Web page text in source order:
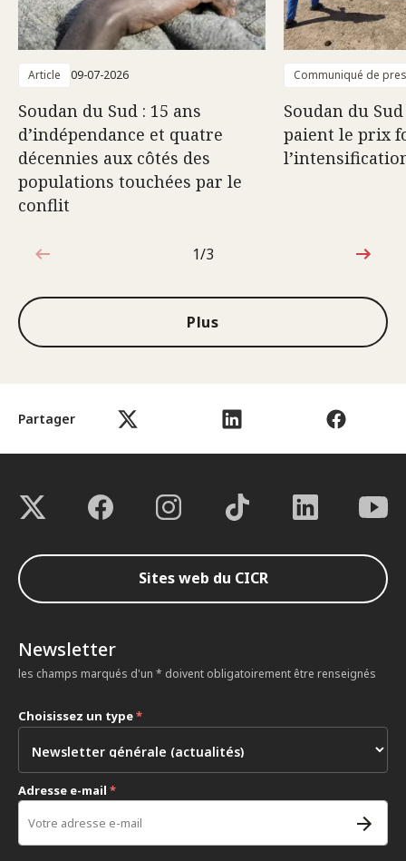
Partager
Article 09-07-2026
Soudan du Sud : 15 ans
d’indépendance et quatre
décennies aux côtés des
populations touchées par le
conflit
Communiqué de
Soudan du
paient le prix
1sur3
1/3
Plus
Sites web du CICR
Newsletter
les champs marqués d'un * doivent obligatoirement être renseignés
Choisissez un type*
Adresse e-mail *